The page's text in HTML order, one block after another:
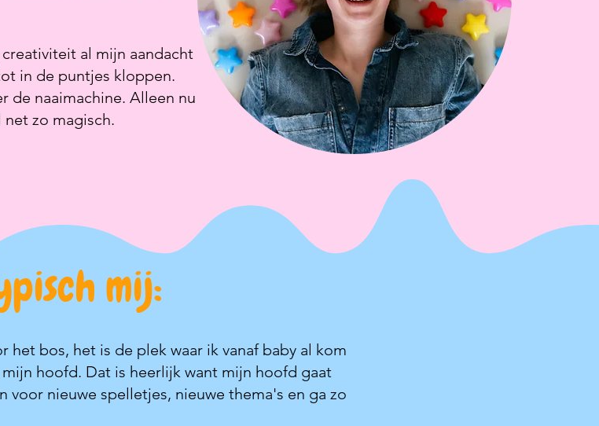
al mijn aandacht
in de puntjes kloppen.
de naaimachine. Alleen nu
zo magisch.
mij:
het bos, het is de plek waar ik vanaf baby al kom
hoofd. Dat is heerlijk want mijn hoofd gaat
voor nieuwe spelletjes, nieuwe thema's en ga zo